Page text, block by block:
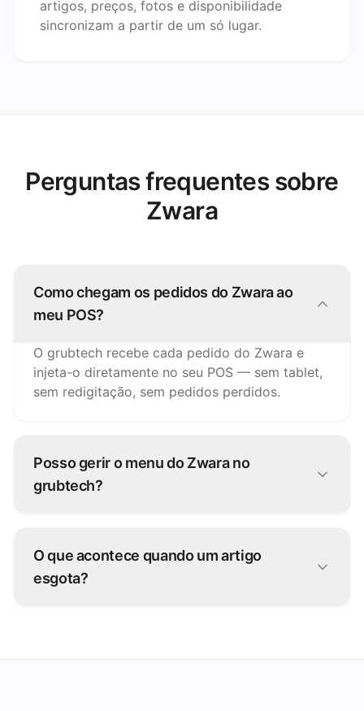
artigos, preços, fotos e disponibilidade
sincronizam a partir de um só lugar.
Perguntas frequentes sobre
Zwara
Como chegam os pedidos do Zwara ao
meu POS?
O grubtech recebe cada pedido do Zwara e
injeta-o diretamente no seu POS — sem tablet,
sem redigitação, sem pedidos perdidos.
Posso gerir o menu do Zwara no
grubtech?
Zwara e em todos os outros canais.
O que acontece quando um artigo
esgota?